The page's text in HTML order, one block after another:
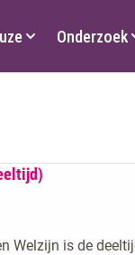
Onderzoek
Welzijn is de